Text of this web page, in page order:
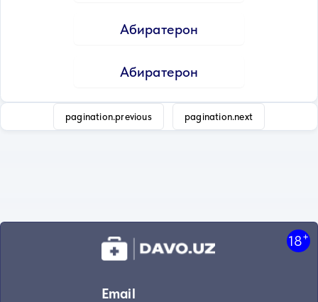
Абиратерон
Абиратерон
pagination.previous pagination.next
18+
Email